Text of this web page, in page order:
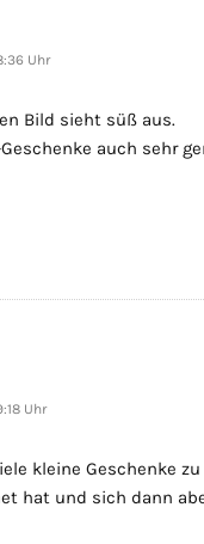
Uhr
Bild sieht süß aus.
auch sehr
Uhr
kleine Geschenke
hat und sich dann